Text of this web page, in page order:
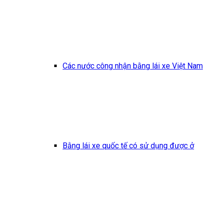
Các nước công nhận bằng lái xe Việt Nam
Bằng lái xe quốc tế có sử dụng được ở